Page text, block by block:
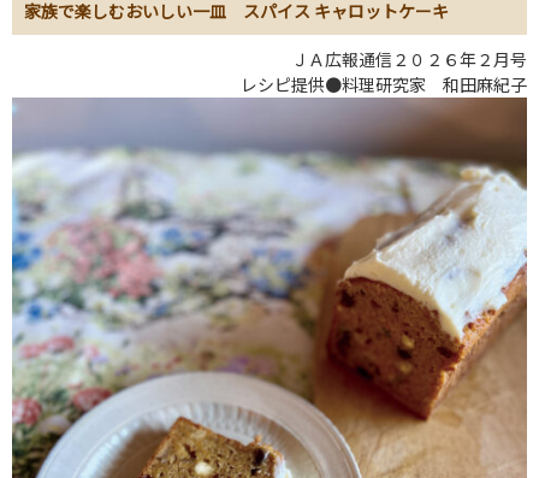
家族で楽しむおいしい一皿 スパイス キャロットケーキ
ＪＡ広報通信２０２６年２月号
レシピ提供●料理研究家 和田麻紀子